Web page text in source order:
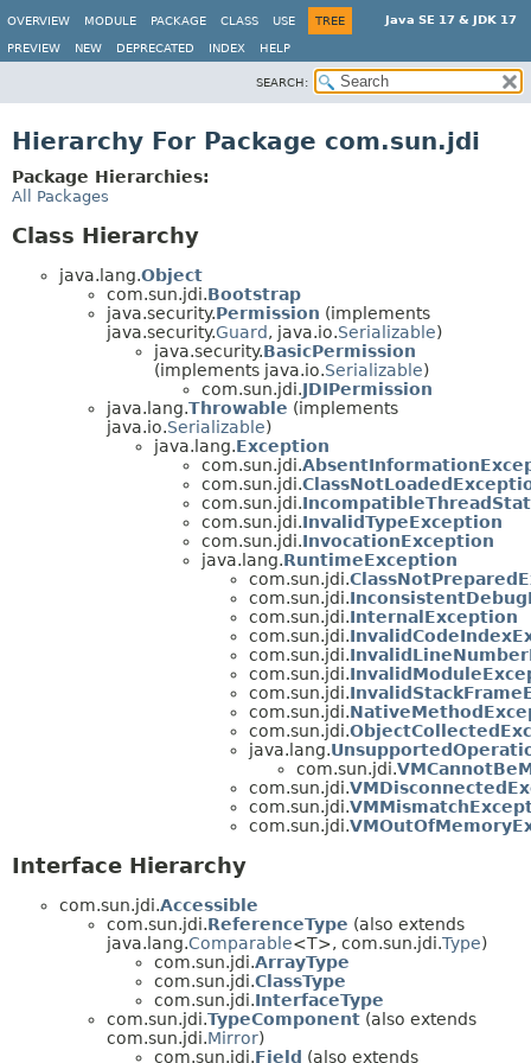
Java SE 17 & JDK 17
OVERVIEW MODULE PACKAGE CLASS USE TREE
PREVIEW NEW DEPRECATED INDEX HELP
SEARCH:
Hierarchy For Package com.sun.jdi
Package Hierarchies:
All Packages
Class Hierarchy
java.lang.Object
com.sun.jdi.Bootstrap
java.security.Permission (implements
java.security.Guard, java.io.Serializable)
java.security.BasicPermission
(implements java.io.Serializable)
com.sun.jdi.JDIPermission
java.lang.Throwable (implements
java.io.Serializable)
java.lang.Exception
com.sun.jdi.
com.sun.jdi.
com.sun.jdi.
com.sun.jdi.InvalidTypeException
com.sun.jdi.InvocationException
java.lang.RuntimeException
com.sun.jdi.
com.sun.jdi.
com.sun.jdi.InternalException
com.sun.jdi.
com.sun.jdi.
com.sun.jdi.
com.sun.jdi.
com.sun.jdi.
com.sun.jdi.
java.lang.
com.sun.jdi.
com.sun.jdi.
com.sun.jdi.
com.sun.jdi.
Interface Hierarchy
com.sun.jdi.Accessible
com.sun.jdi.ReferenceType (also extends
java.lang.Comparable<T>, com.sun.jdi.Type)
com.sun.jdi.ArrayType
com.sun.jdi.ClassType
com.sun.jdi.InterfaceType
com.sun.jdi.TypeComponent (also extends
com.sun.jdi.Mirror)
com.sun.jdi.Field (also extends